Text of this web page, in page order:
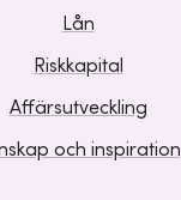
Lån
Riskkapital
Affärsutveckling
och inspiration